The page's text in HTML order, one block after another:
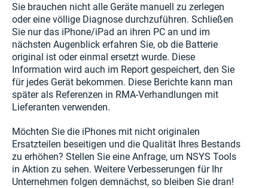
Sie brauchen nicht alle Geräte manuell zu zerlegen
oder eine völlige Diagnose durchzuführen. Schließen
Sie nur das iPhone/iPad an ihren PC an und im
nächsten Augenblick erfahren Sie, ob die Batterie
original ist oder einmal ersetzt wurde. Diese
Information wird auch im Report gespeichert, den Sie
für jedes Gerät bekommen. Diese Berichte kann man
später als Referenzen in RMA-Verhandlungen mit
Lieferanten verwenden.
Möchten Sie die iPhones mit nicht originalen
Ersatzteilen beseitigen und die Qualität Ihres Bestands
zu erhöhen? Stellen Sie eine Anfrage, um NSYS Tools
in Aktion zu sehen. Weitere Verbesserungen für Ihr
Unternehmen folgen demnächst, so bleiben Sie dran!